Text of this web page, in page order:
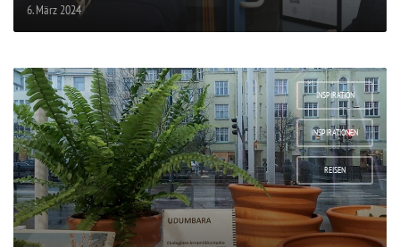
6. März 2024
INSPIRATION
,
INSPIRATIONEN
,
REISEN